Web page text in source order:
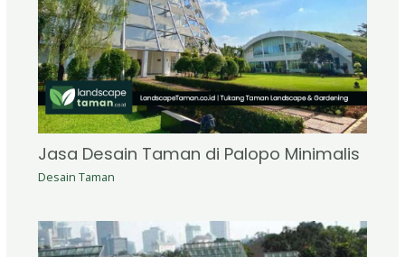
Jasa Desain Taman di Palopo Minimalis
Desain Taman